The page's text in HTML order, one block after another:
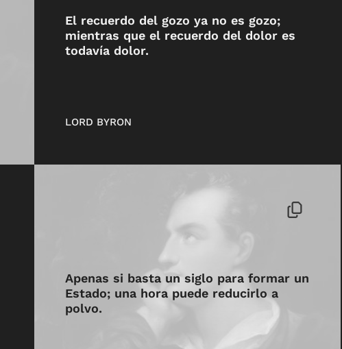
El recuerdo del gozo ya no es gozo;
mientras que el recuerdo del dolor es
todavía dolor.
LORD BYRON
Apenas si basta un siglo para formar un
Estado; una hora puede reducirlo a
polvo.